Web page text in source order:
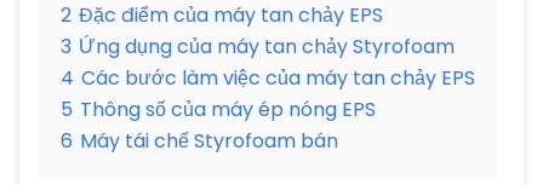
2 Đặc điểm của máy tan chảy EPS
3 Ứng dụng của máy tan chảy Styrofoam
4 Các bước làm việc của máy tan chảy EPS
5 Thông số của máy ép nóng EPS
6 Máy tái chế Styrofoam bán